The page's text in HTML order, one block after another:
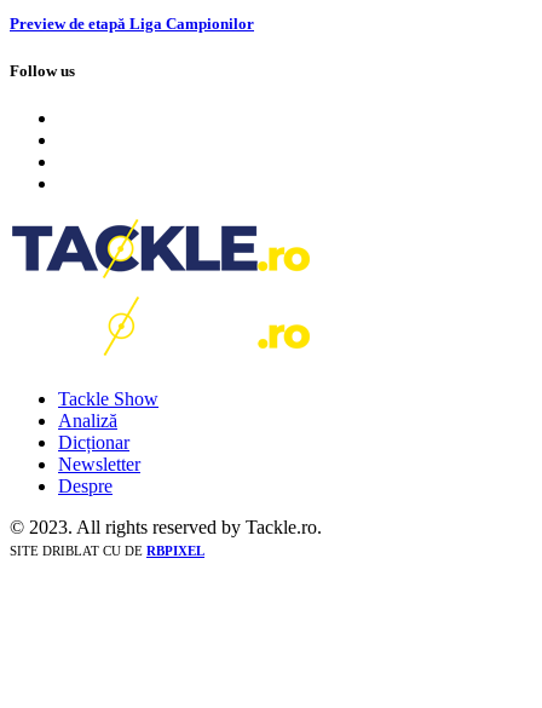
Preview de etapă Liga Campionilor
Follow us
Tackle Show
Analiză
Dicționar
Newsletter
Despre
© 2023. All rights reserved by Tackle.ro.
SITE DRIBLAT CU DE RBPIXEL